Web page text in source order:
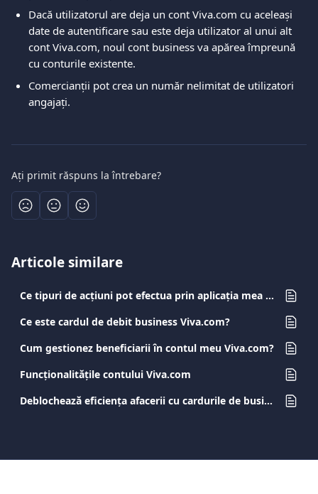
Dacă utilizatorul are deja un cont Viva.com cu aceleași
date de autentificare sau este deja utilizator al unui alt
cont Viva.com, noul cont business va apărea împreună
cu conturile existente.
Comercianții pot crea un număr nelimitat de utilizatori
angajați.
Ați primit răspuns la întrebare?
Articole similare
Ce tipuri de acțiuni pot efectua prin aplicația mea Viva.com?
Ce este cardul de debit business Viva.com?
Cum gestionez beneficiarii în contul meu Viva.com?
Funcționalitățile contului Viva.com
Deblochează eficiența afacerii cu cardurile de business Viva.com